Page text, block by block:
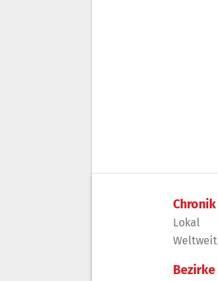
Chronik
Lokal
Weltweit
Bezirke